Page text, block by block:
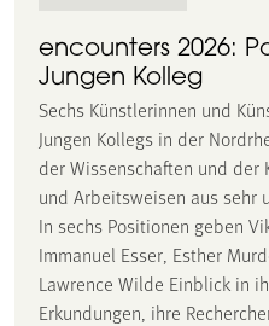
encounters 2026:
Jungen Kolleg
Sechs Künstlerinnen und
Jungen Kollegs in der
der Wissenschaften und der
und Arbeitsweisen aus sehr
In sechs Positionen geben
Immanuel Esser, Esther
Lawrence Wilde Einblick in
Erkundungen, ihre